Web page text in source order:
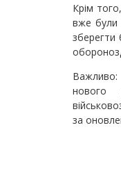
Крім
вже були
зберегти
Важливо:
нового
за